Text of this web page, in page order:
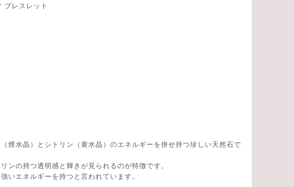
レスレット
煙水晶）とシトリン（黄水晶）のエネルギーを併せ持つ珍しい天然石で
ンの持つ透明感と輝きが見られるのが特徴です。
いエネルギーを持つと言われています。